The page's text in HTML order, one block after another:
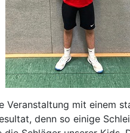
Veranstaltung mit einem
denn so einige